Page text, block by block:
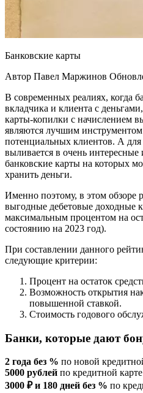
Банковские карты
Автор Павел Маржинов
В современных реалиях, когда
вкладчика и клиента с
карты-копилки с начислением
являются лучшим
потенциальных клиентов. А для
выливается в очень
банковские карты на которых
хранить деньги.
Именно поэтому, в этом обзоре
выгодные дебетовые доходные
максимальным процентом на
состоянию на 2023 год).
При составлении данного
следующие критерии:
Процент на остаток
Возможность открытия
повышенной ставкой.
Стоимость годового
Банки, которые дают
2 года без % по новой
5000 рублей по кредитной карте
3000 ₽ и 180 дней без % по